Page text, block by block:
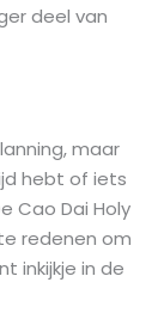
deel van
maar
hebt of iets
Cao Dai Holy
redenen om
inkijkje in de